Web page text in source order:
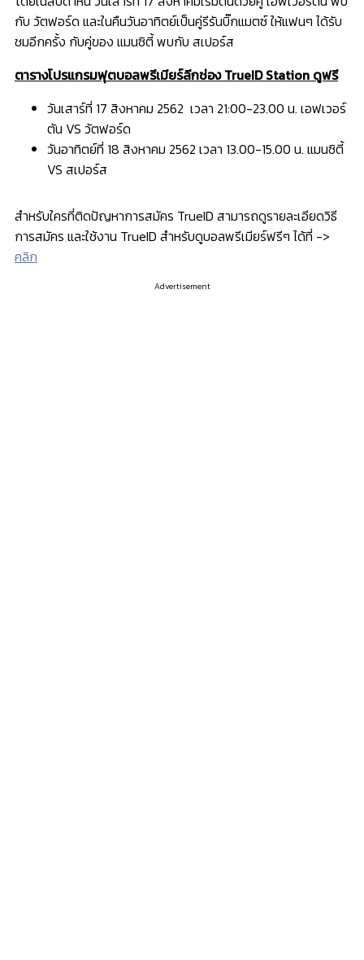
กับ วัตฟอร์ด และในคืนวันอาทิตย์เป็นคู่รีรันบิ๊กแมตซ์ ให้แฟนๆ ได้รับ
ชมอีกครั้ง กับคู่ของ แมนซิตี้ พบกับ สเปอร์ส
ตารางโปรแกรมฟุตบอลพรีเมียร์ลีกช่อง TrueID Station ดูฟรี
วันเสาร์ที่ 17 สิงหาคม 2562 เวลา 21:00-23.00 น. เอฟเวอร์
ตัน VS วัตฟอร์ด
วันอาทิตย์ที่ 18 สิงหาคม 2562 เวลา 13.00-15.00 น. แมนซิตี้
VS สเปอร์ส
สำหรับใครที่ติดปัญหาการสมัคร TrueID สามารถดูรายละเอียดวิธี
การสมัคร และใช้งาน TrueID สำหรับดูบอลพรีเมียร์ฟรีๆ ได้ที่ ->
คลิก
Advertisement